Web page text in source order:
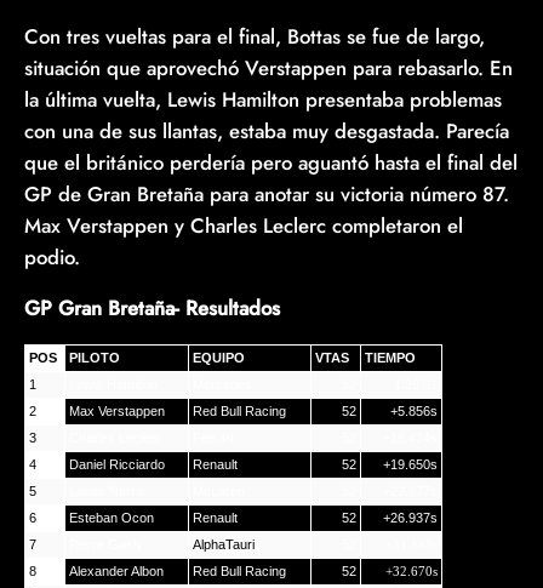
Con tres vueltas para el final, Bottas se fue de largo,
situación que aprovechó Verstappen para rebasarlo. En
la última vuelta, Lewis Hamilton presentaba problemas
con una de sus llantas, estaba muy desgastada. Parecía
que el británico perdería pero aguantó hasta el final del
GP de Gran Bretaña para anotar su victoria número 87.
Max Verstappen y Charles Leclerc completaron el
podio.
GP Gran Bretaña- Resultados
POS PILOTO EQUIPO VTAS
TIEMPO
1
2
Max Verstappen Red Bull Racing 52
+5.856s
3
4
Daniel Ricciardo Renault 52
+19.650s
5
6
Esteban Ocon Renault 52
+26.937s
7
AlphaTauri
8 Alexander Albon Red Bull Racing 52 +32.670s